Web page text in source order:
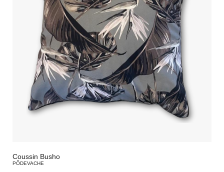
Coussin Busho
PÔDEVACHE